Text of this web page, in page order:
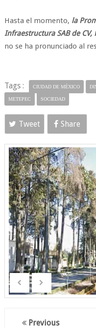
Hasta el momento, la
Infraestructura SAB de CV,
no se ha pronunciado al
Tags : CIUDAD DE MÉXICO
METEPEC SOCIEDAD
Tweet Share
Previous